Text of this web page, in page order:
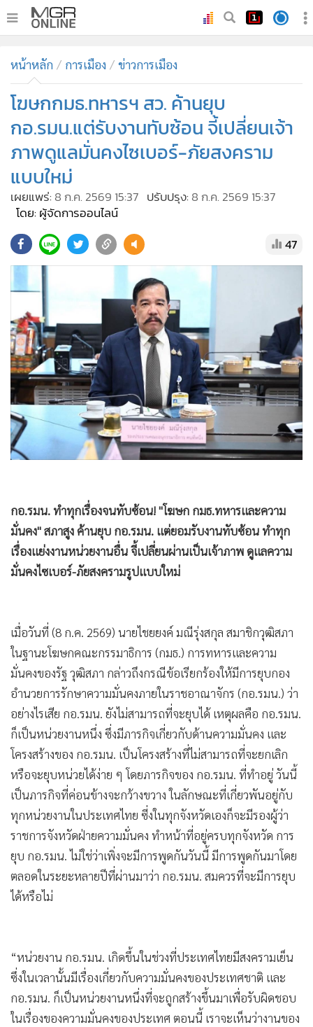
ทันเหตุการณ์
• ภาคใต้
Online Section
• บันเทิง
• ผู้จัดการรายวัน
• คอลัมนิสต์
• CbizReview
• Cyber BIZ
• ผู้จัดกวน
Good health & Well-being
• Green Innovation & SD
• Management & HR
• MGR Live
• Infographic
• การเมือง
• ท่องเที่ยว
• Special Scoop
• เศรษฐกิจ-ธุรกิจ
• จีน
• ชุมชน-คุณภาพชีวิต
• เกม
• วิทยาศาสตร์
• SMEs
หุ้น
• อินโดจีน
•
กองทุนรวม
• Celeb Online
• Factcheck
• ญี่ปุ่น
• News1
• Gotomanager
หน้าหลัก การเมือง ข่าวการเมือง
โฆษกกมธ.ทหารฯ สว. ค้านยุบ
กอ.รมน.แต่รับงานทับซ้อน จี้เปลี่ยนเจ้า
ภาพดูแลมั่นคงไซเบอร์-ภัยสงคราม
แบบใหม่
เผยแพร่: 8 ก.ค. 2569 15:37 ปรับปรุง: 8 ก.ค. 2569 15:37
โดย: ผู้จัดการออนไลน์
47
กอ.รมน. ทำทุกเรื่องจนทับซ้อน! "โฆษก กมธ.ทหารและความ
มั่นคง" สภาสูง ค้านยุบ กอ.รมน. แต่ยอมรับงานทับซ้อน ทำทุก
เรื่องแย่งงานหน่วยงานอื่น จี้เปลี่ยนผ่านเป็นเจ้าภาพ ดูแลความ
มั่นคงไซเบอร์-ภัยสงครามรูปแบบใหม่
เมื่อวันที่ (8 ก.ค. 2569) นายไชยยงค์ มณีรุ่งสกุล สมาชิกวุฒิสภา
ในฐานะโฆษกคณะกรรมาธิการ (กมธ.) การทหารและความ
มั่นคงของรัฐ วุฒิสภา กล่าวถึงกรณีข้อเรียกร้องให้มีการยุบกอง
อำนวยการรักษาความมั่นคงภายในราชอาณาจักร (กอ.รมน.) ว่า
อย่างไรเสีย กอ.รมน. ยังไม่สามารถที่จะยุบได้ เหตุผลคือ กอ.รมน.
ก็เป็นหน่วยงานหนึ่ง ซึ่งมีภารกิจเกี่ยวกับด้านความมั่นคง และ
โครงสร้างของ กอ.รมน. เป็นโครงสร้างที่ไม่สามารถที่จะยกเลิก
หรือจะยุบหน่วยได้ง่าย ๆ โดยภารกิจของ กอ.รมน. ที่ทำอยู่ วันนี้
เป็นภารกิจที่ค่อนข้างจะกว้างขวาง ในลักษณะที่เกี่ยวพันอยู่กับ
ทุกหน่วยงานในประเทศไทย ซี่งในทุกจังหวัดเองก็จะมีรองผู้ว่า
ราชการจังหวัดฝ่ายความมั่นคง ทำหน้าที่อยู่ครบทุกจังหวัด การ
ยุบ กอ.รมน. ไม่ใช่ว่าเพิ่งจะมีการพูดกันวันนี้ มีการพูดกันมาโดย
ตลอดในระยะหลายปีที่ผ่านมาว่า กอ.รมน. สมควรที่จะมีการยุบ
ได้หรือไม่
“หน่วยงาน กอ.รมน. เกิดขึ้นในช่วงที่ประเทศไทยมีสงครามเย็น
ซึ่งในเวลานั้นมีเรื่องเกี่ยวกับความมั่นคงของประเทศชาติ และ
กอ.รมน. ก็เป็นหน่วยงานหนึ่งที่จะถูกสร้างขึ้นมาเพื่อรับผิดชอบ
ในเรื่องของความมั่นคงของประเทศ ตอนนี้ เราจะเห็นว่างานของ